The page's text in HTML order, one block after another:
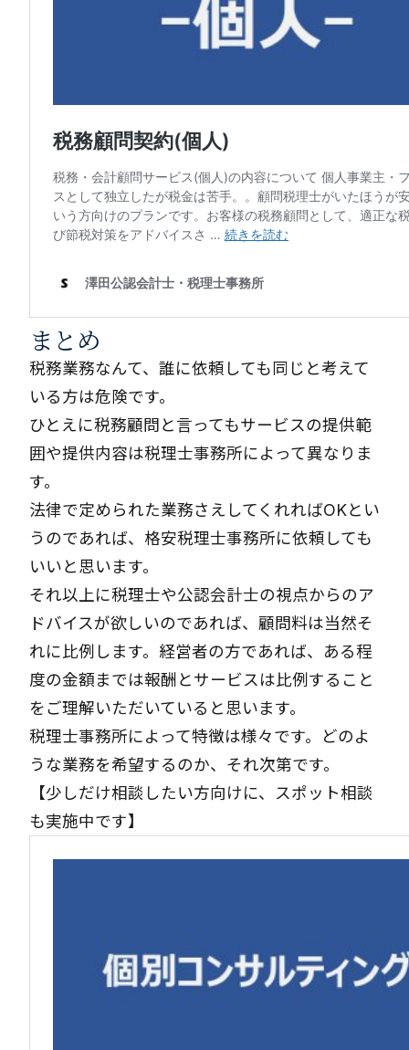
まとめ
税務業務なんて、誰に依頼しても同じと考えて
いる方は危険です。
ひとえに税務顧問と言ってもサービスの提供範
囲や提供内容は税理士事務所によって異なりま
す。
法律で定められた業務さえしてくれればOKとい
うのであれば、格安税理士事務所に依頼しても
いいと思います。
それ以上に税理士や公認会計士の視点からのア
ドバイスが欲しいのであれば、顧問料は当然そ
れに比例します。経営者の方であれば、ある程
度の金額までは報酬とサービスは比例すること
をご理解いただいていると思います。
税理士事務所によって特徴は様々です。どのよ
うな業務を希望するのか、それ次第です。
【少しだけ相談したい方向けに、スポット相談
も実施中です】